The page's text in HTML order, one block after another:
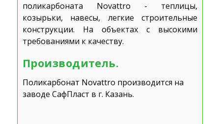
поликарбоната Novattro - теплицы,
козырьки, навесы, легкие строительные
конструкции. На объектах с высокими
требованиями к качеству.
Производитель.
Поликарбонат Novattro производится на
заводе СафПласт в г. Казань.